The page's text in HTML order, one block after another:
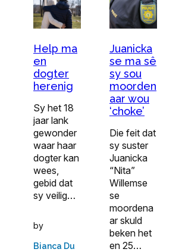
Help ma
en
dogter
herenig
Sy het 18
jaar lank
gewonder
waar haar
dogter kan
wees,
gebid dat
sy veilig…
by
Bianca Du
Juanicka
se ma sê
sy sou
moorden
aar wou
‘choke’
Die feit dat
sy suster
Juanicka
“Nita”
Willemse
se
moordena
ar skuld
beken het
en 25…